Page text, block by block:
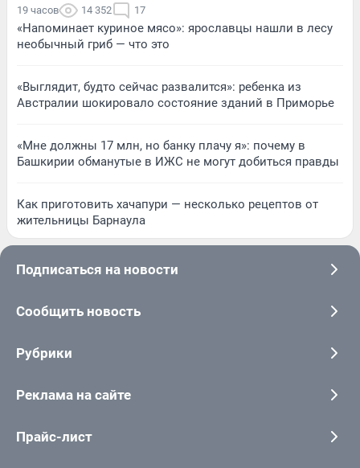
19 часов 14 352 17
«Напоминает куриное мясо»: ярославцы нашли в лесу
необычный гриб — что это
«Выглядит, будто сейчас развалится»: ребенка из
Австралии шокировало состояние зданий в Приморье
«Мне должны 17 млн, но банку плачу я»: почему в
Башкирии обманутые в ИЖС не могут добиться правды
Как приготовить хачапури — несколько рецептов от
жительницы Барнаула
Подписаться на новости
Сообщить новость
Рубрики
Реклама на сайте
Прайс-лист